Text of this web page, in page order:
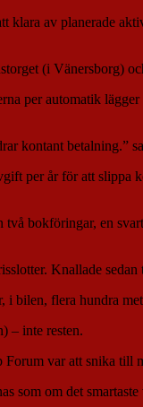
klara av planerade
(i Vänersborg)
per automatik
kontant betalning.”
per år för att
bokföringar, en
Knallade
i bilen, flera hundra
– inte resten.
var att snika till
som om det